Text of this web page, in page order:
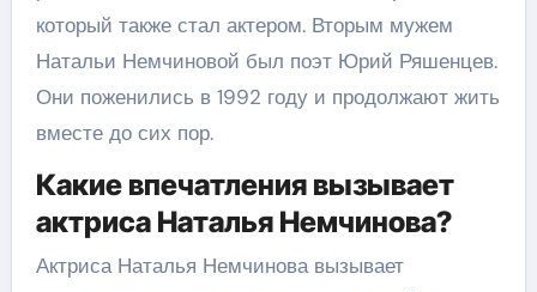
который также стал актером. Вторым мужем
Натальи Немчиновой был поэт Юрий Ряшенцев.
Они поженились в 1992 году и продолжают жить
вместе до сих пор.
Какие впечатления вызывает
актриса Наталья Немчинова?
Актриса Наталья Немчинова вызывает